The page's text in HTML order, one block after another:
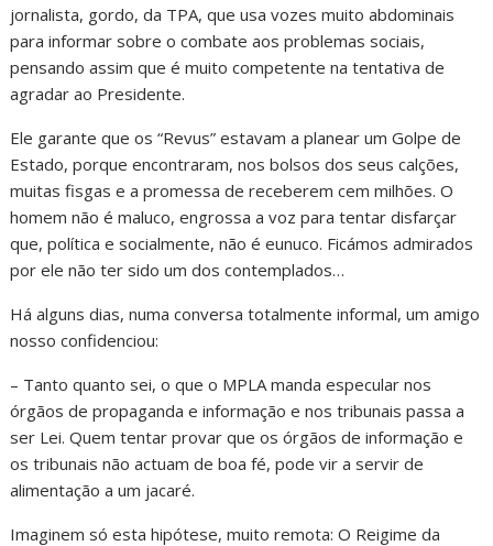
jornalista, gordo, da TPA, que usa vozes muito abdominais
para informar sobre o combate aos problemas sociais,
pensando assim que é muito competente na tentativa de
agradar ao Presidente.
Ele garante que os “Revus” estavam a planear um Golpe de
Estado, porque encontraram, nos bolsos dos seus calções,
muitas fisgas e a promessa de receberem cem milhões. O
homem não é maluco, engrossa a voz para tentar disfarçar
que, política e socialmente, não é eunuco. Ficámos admirados
por ele não ter sido um dos contemplados…
Há alguns dias, numa conversa totalmente informal, um amigo
nosso confidenciou:
– Tanto quanto sei, o que o MPLA manda especular nos
órgãos de propaganda e informação e nos tribunais passa a
ser Lei. Quem tentar provar que os órgãos de informação e
os tribunais não actuam de boa fé, pode vir a servir de
alimentação a um jacaré.
Imaginem só esta hipótese, muito remota: O Reigime da